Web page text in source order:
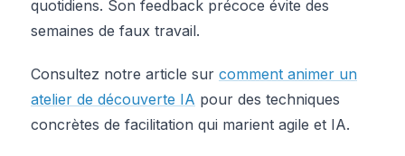
quotidiens. Son feedback précoce évite des
semaines de faux travail.
Consultez notre article sur comment animer un
atelier de découverte IA pour des techniques
concrètes de facilitation qui marient agile et IA.